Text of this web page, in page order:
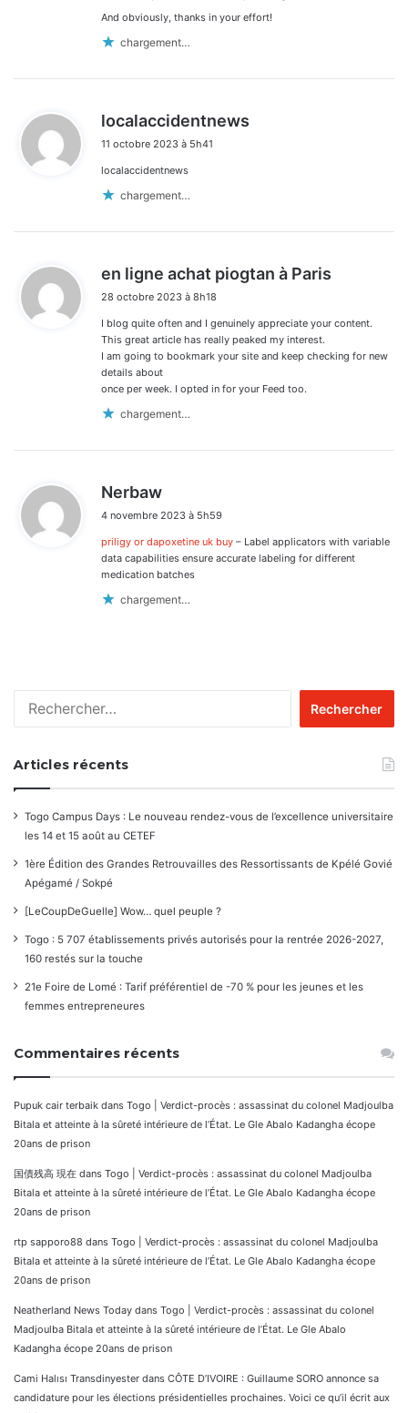
And obviously, thanks in your effort!
chargement…
localaccidentnews
11 octobre 2023 à 5h41
localaccidentnews
chargement…
en ligne achat piogtan à Paris
28 octobre 2023 à 8h18
I blog quite often and I genuinely appreciate your content.
This great article has really peaked my interest.
I am going to bookmark your site and keep checking for new
details about
once per week. I opted in for your Feed too.
chargement…
Nerbaw
t
:
4 novembre 2023 à 5h59
priligy or dapoxetine uk buy – Label applicators with variable
data capabilities ensure accurate labeling for different
medication batches
chargement…
Articles récents
Togo Campus Days : Le nouveau rendez-vous de l’excellence universitaire
les 14 et 15 août au CETEF
1ère Édition des Grandes Retrouvailles des Ressortissants de Kpélé Govié
Apégamé / Sokpé
[LeCoupDeGuelle] Wow… quel peuple ?
Togo : 5 707 établissements privés autorisés pour la rentrée 2026-2027,
160 restés sur la touche
21e Foire de Lomé : Tarif préférentiel de -70 % pour les jeunes et les
femmes entrepreneures
Commentaires récents
Pupuk cair terbaik dans Togo | Verdict-procès : assassinat du colonel Madjoulba
Bitala et atteinte à la sûreté intérieure de l’État. Le Gle Abalo Kadangha écope
20ans de prison
国債残高 現在 dans Togo | Verdict-procès : assassinat du colonel Madjoulba
Bitala et atteinte à la sûreté intérieure de l’État. Le Gle Abalo Kadangha écope
20ans de prison
rtp sapporo88 dans Togo | Verdict-procès : assassinat du colonel Madjoulba
Bitala et atteinte à la sûreté intérieure de l’État. Le Gle Abalo Kadangha écope
20ans de prison
Neatherland News Today dans Togo | Verdict-procès : assassinat du colonel
Madjoulba Bitala et atteinte à la sûreté intérieure de l’État. Le Gle Abalo
Kadangha écope 20ans de prison
Cami Halısı Transdinyester dans CÔTE D’IVOIRE : Guillaume SORO annonce sa
candidature pour les élections présidentielles prochaines. Voici ce qu’il écrit aux